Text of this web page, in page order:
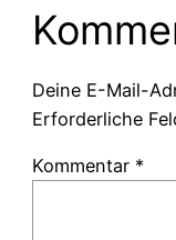
Deine E-Mail-
Erforderliche
Kommentar *